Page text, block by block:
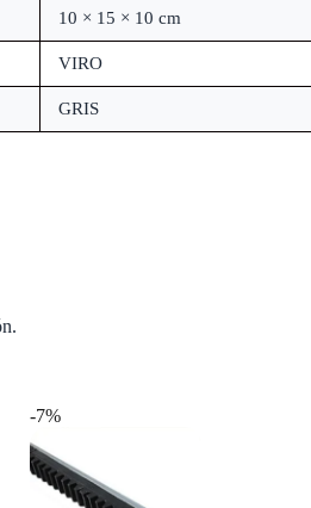
10 × 15 × 10 cm
VIRO
GRIS
-7%